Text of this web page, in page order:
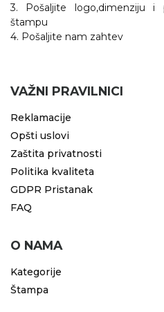
3. Pošaljite logo,dimenziju i
štampu
4. Pošaljite nam zahtev
VAŽNI PRAVILNICI
Reklamacije
Opšti uslovi
Zaštita privatnosti
Politika kvaliteta
GDPR Pristanak
FAQ
O NAMA
Kategorije
Štampa